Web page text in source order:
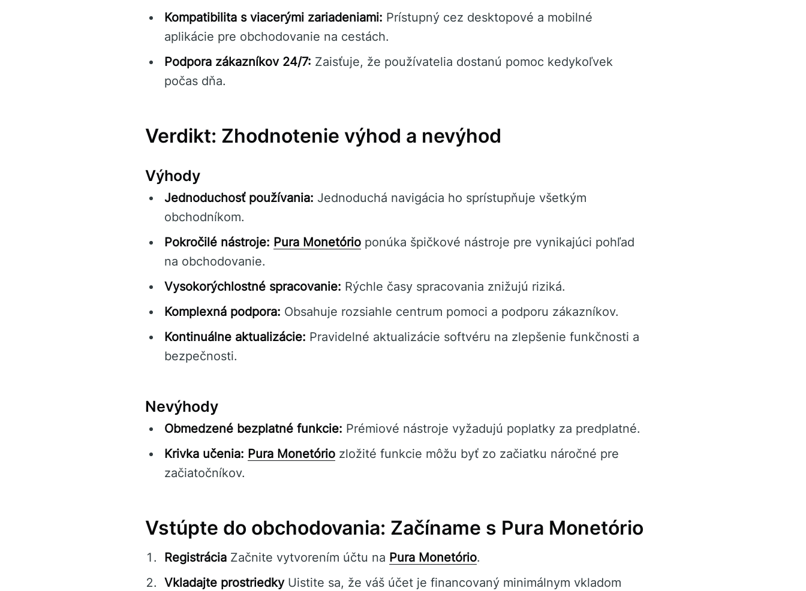
Kompatibilita s viacerými zariadeniami: Prístupný cez desktopové a mobilné
aplikácie pre obchodovanie na cestách.
Podpora zákazníkov 24/7: Zaisťuje, že používatelia dostanú pomoc kedykoľvek
počas dňa.
Verdikt: Zhodnotenie výhod a nevýhod
Výhody
Jednoduchosť používania: Jednoduchá navigácia ho sprístupňuje všetkým
obchodníkom.
Pokročilé nástroje: Pura Monetório ponúka špičkové nástroje pre vynikajúci pohľad
na obchodovanie.
Vysokorýchlostné spracovanie: Rýchle časy spracovania znižujú riziká.
Komplexná podpora: Obsahuje rozsiahle centrum pomoci a podporu zákazníkov.
Kontinuálne aktualizácie: Pravidelné aktualizácie softvéru na zlepšenie funkčnosti a
bezpečnosti.
Nevýhody
Obmedzené bezplatné funkcie: Prémiové nástroje vyžadujú poplatky za predplatné.
Krivka učenia: Pura Monetório zložité funkcie môžu byť zo začiatku náročné pre
začiatočníkov.
Vstúpte do obchodovania: Začíname s Pura Monetório
Registrácia Začnite vytvorením účtu na Pura Monetório.
Vkladajte prostriedkyUistite sa, že váš účet je financovaný minimálnym vkladom